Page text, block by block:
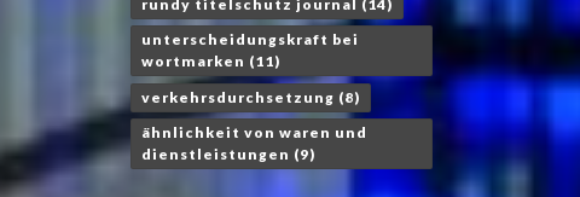
rundy titelschutz journal (14)
unterscheidungskraft bei
wortmarken (11)
verkehrsdurchsetzung (8)
ähnlichkeit von waren und
dienstleistungen (9)